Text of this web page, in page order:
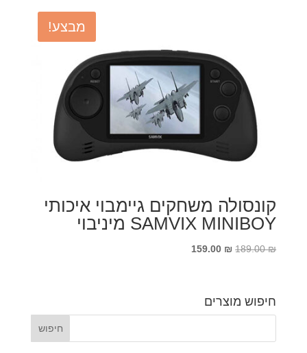
מבצע!
קונסולה משחקים גיימבוי איכותי
SAMVIX MINIBOY מיניבוי
189.00₪
המחיר
189.00 ₪.
159.00 ₪
המחיר
חיפוש מוצרים